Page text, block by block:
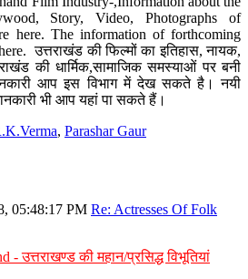
Story, Video, Photographs of
here. The information of forthcoming
उत्तराखंड की फिल्मों का इतिहास, नायक,
की धार्मिक,सामाजिक समस्याओं पर बनी
आप इस विभाग में देख सकते है। नयी
भी आप यहां पा सकते हैं।
, Parashar Gaur
05:48:17 PM Re: Actresses Of Folk
उत्तराखण्ड की महान/प्रसिद्ध विभूतियां